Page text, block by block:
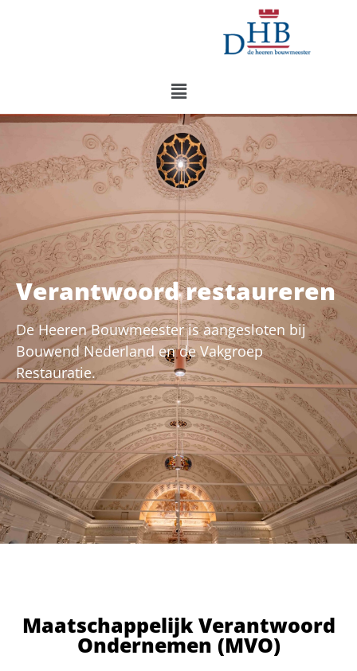
Verantwoord restaureren
De Heeren Bouwmeester is aangesloten bij
Bouwend Nederland en de Vakgroep
Restauratie.
Maatschappelijk Verantwoord
Ondernemen (MVO)